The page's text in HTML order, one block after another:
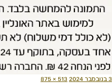
פורסם
3 בנובמבר 2024
מסך
513 × 875